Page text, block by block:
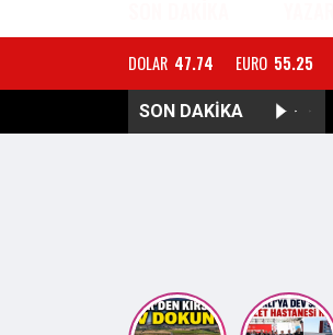
DOLAR 47.74 EURO 55.25
SON DAKİKA